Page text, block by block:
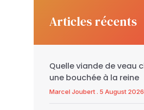
Articles récents
Quelle viande de veau
une bouchée à la reine
Marcel Joubert 5 August 2026